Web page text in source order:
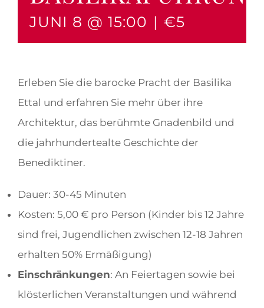
JUNI 8 @ 15:00 | €5
Erleben Sie die barocke Pracht der Basilika
Ettal und erfahren Sie mehr über ihre
Architektur, das berühmte Gnadenbild und
die jahrhundertealte Geschichte der
Benediktiner.
Dauer: 30-45 Minuten
Kosten: 5,00 € pro Person (Kinder bis 12 Jahre
sind frei, Jugendlichen zwischen 12-18 Jahren
erhalten 50% Ermäßigung)
Einschränkungen: An Feiertagen sowie bei
klösterlichen Veranstaltungen und während